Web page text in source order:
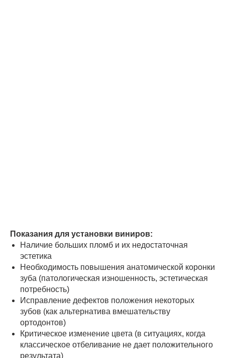
Показания для установки виниров:
Наличие больших пломб и их недостаточная
эстетика
Необходимость повышения анатомической коронки
зуба (патологическая изношенность, эстетическая
потребность)
Исправление дефектов положения некоторых
зубов (как альтернатива вмешательству
ортодонтов)
Критическое изменение цвета (в ситуациях, когда
классическое отбеливание не дает положительного
результата)